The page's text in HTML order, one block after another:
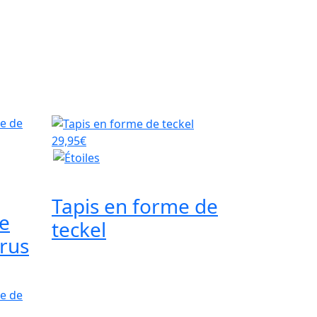
29,95€
Tapis en forme de
teckel